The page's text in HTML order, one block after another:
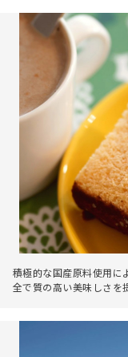
積極的な国産原料使用に
全で質の高い美味しさを